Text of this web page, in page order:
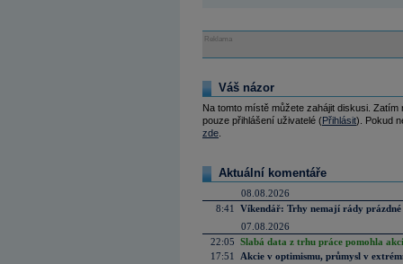
Reklama
Váš názor
Na tomto místě můžete zahájit diskusi.
pouze přihlášení uživatelé (Přihlásit). Pokud
zde
Aktuální komentáře
08.08.2026
8:41
Víkendář: Trhy nemají rády prázdné
07.08.2026
22:05 Slabá data z trhu práce pomohla
17:51
Akcie v optimismu, průmysl v